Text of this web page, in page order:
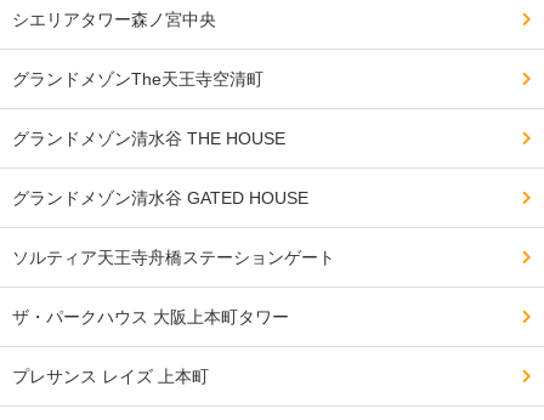
シエリアタワー森ノ宮中央
グランドメゾンThe天王寺空清町
グランドメゾン清水谷 THE HOUSE
グランドメゾン清水谷 GATED HOUSE
ソルティア天王寺舟橋ステーションゲート
ザ・パークハウス 大阪上本町タワー
プレサンス レイズ 上本町